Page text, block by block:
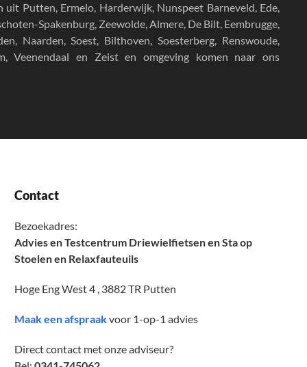
uit Putten, Ermelo, Harderwijk, Nunspeet Barneveld, Ede,
Spakenburg, Zeewolde, Almere, De Bilt, Eembrugge,
Naarden, Soest, Bilthoven, Soesterberg, Renswoude,
Veenendaal en Zeist en omgeving komen naar ons
Contact
Bezoekadres:
Advies en Testcentrum Driewielfietsen en Sta op
Stoelen en Relaxfauteuils
Hoge Eng West 4 , 3882 TR Putten
Maak een afspraakvoor 1-op-1 advies
Direct contact met onze adviseur?